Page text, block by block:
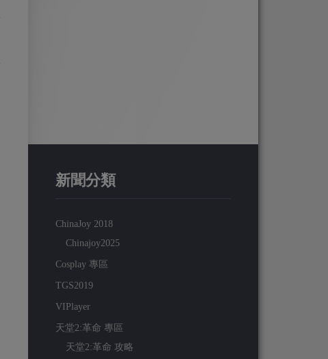
新聞分類
ChinaJoy 2018
Chinajoy2025
Cosplay 專區
TGS2019
VIPlayer
天堂2:革命 專區
天堂2:革命 攻略